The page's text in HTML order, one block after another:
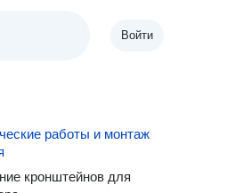
Войти
работы и монтаж
кронштейнов для